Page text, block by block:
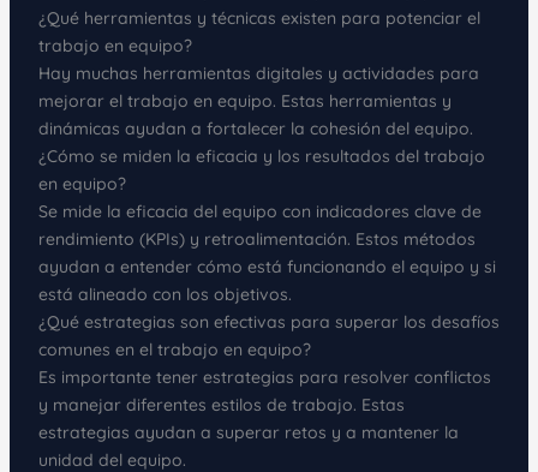
¿Qué herramientas y técnicas existen para potenciar el
trabajo en equipo?
Hay muchas herramientas digitales y actividades para
mejorar el trabajo en equipo. Estas herramientas y
dinámicas ayudan a fortalecer la cohesión del equipo.
¿Cómo se miden la eficacia y los resultados del trabajo
en equipo?
Se mide la eficacia del equipo con indicadores clave de
rendimiento (KPIs) y retroalimentación. Estos métodos
ayudan a entender cómo está funcionando el equipo y si
está alineado con los objetivos.
¿Qué estrategias son efectivas para superar los desafíos
comunes en el trabajo en equipo?
Es importante tener estrategias para resolver conflictos
y manejar diferentes estilos de trabajo. Estas
estrategias ayudan a superar retos y a mantener la
unidad del equipo.